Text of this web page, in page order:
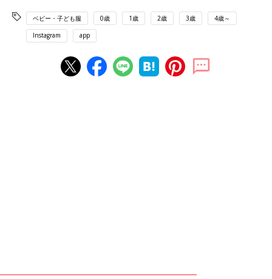
ベビー・子ども服 0歳 1歳 2歳 3歳 4歳～
Instagram app